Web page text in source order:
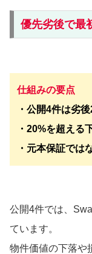
優先劣後で最
仕組みの要点
・公開4件は劣
・20%を超える
・元本保証では
公開4件では、
ています。
物件価値の下落や